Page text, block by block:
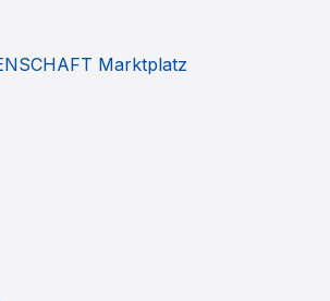
Marktplatz